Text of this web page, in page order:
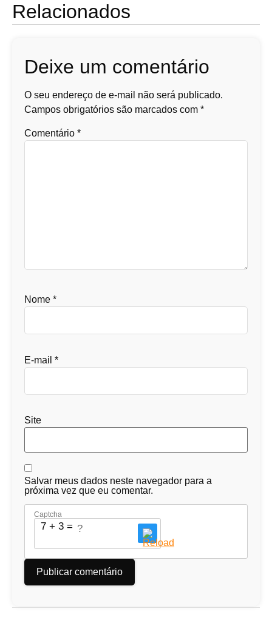
Relacionados
Deixe um comentário
O seu endereço de e-mail não será publicado.
Campos obrigatórios são marcados com *
Comentário *
Nome *
E-mail *
Site
Salvar meus dados neste navegador para a
próxima vez que eu comentar.
Captcha
7 + 3 = ?